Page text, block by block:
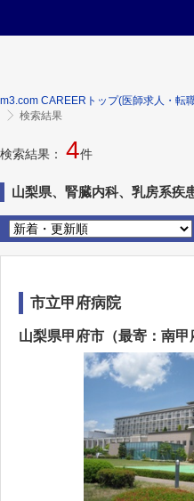
m3.com CAREERトップ(医師求人・転
検索結果
検索結果： 4件
山梨県、腎臓内科、乳房系疾
市立甲府病院
山梨県甲府市（最寄：南